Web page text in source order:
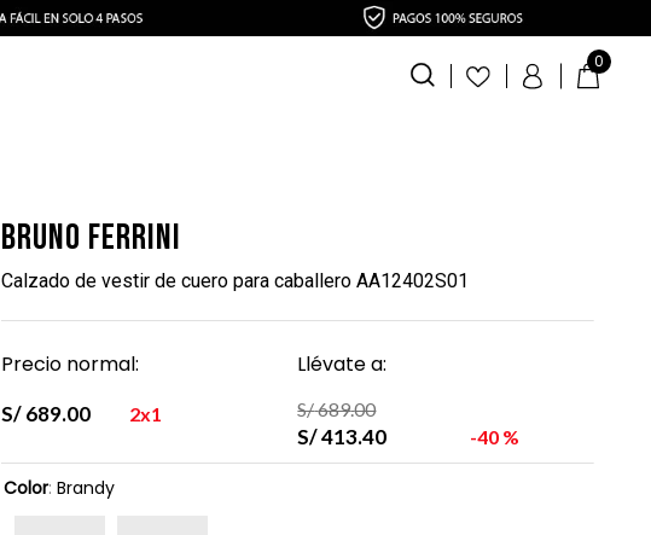
0
Bruno Ferrini
Calzado de vestir de cuero para caballero AA12402S01
Precio normal:
S/ 689.00 2x1
Llévate a:
S/689.00
S/413.40 40 %
Color: Brandy